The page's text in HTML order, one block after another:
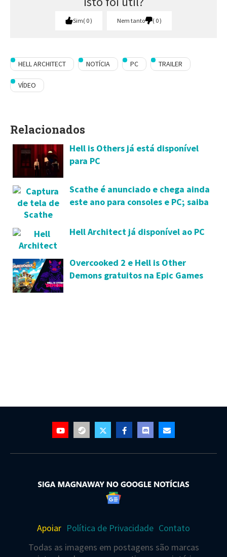
Sim 0 Nem tanto 0
HELL ARCHITECT NOTÍCIA PC TRAILER
VÍDEO
Relacionados
Hell is Others já está disponível
para PC
Scathe é anunciado e chega ainda
este ano para consoles e PC; saiba
Hell Architect já disponível ao PC
Overcooked 2 e Hell is Other
Demons gratuitos na Epic Games
Apoiar Política de Privacidade Contato
Todas as imagens em postagens são marcas